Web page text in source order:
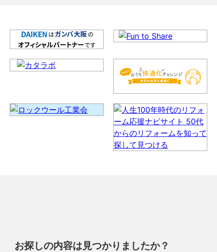
お探しの内容は見つかりましたか？